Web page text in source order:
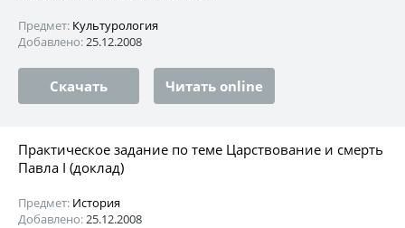
Предмет: Культурология
Добавлено:25.12.2008
Скачать Читать online
Практическое задание по теме Царствование и смерть
Павла I (доклад)
Предмет: История
Добавлено:25.12.2008